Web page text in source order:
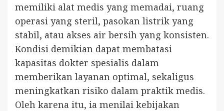
memiliki alat medis yang memadai, ruang
operasi yang steril, pasokan listrik yang
stabil, atau akses air bersih yang konsisten.
Kondisi demikian dapat membatasi
kapasitas dokter spesialis dalam
memberikan layanan optimal, sekaligus
meningkatkan risiko dalam praktik medis.
Oleh karena itu, ia menilai kebijakan